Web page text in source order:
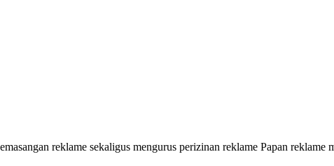
reklame sekaligus mengurus perizinan reklame Papan reklame